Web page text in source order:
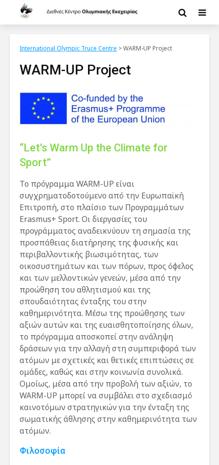
International Olympic Truce Centre >WARM-UP Project
WARM-UP Project
“Let’s Warm Up the Climate for
Sport”
Το πρόγραμμα WARM-UP είναι
συγχρηματοδοτούμενο από την Ευρωπαϊκή
Επιτροπή, στο πλαίσιο των Προγραμμάτων
Erasmus+ Sport. Οι διεργασίες του
προγράμματος αναδεικνύουν τη σημασία της
προσπάθειας διατήρησης της φυσικής και
περιβαλλοντικής βιωσιμότητας, των
οικοσυστημάτων και των πόρων, προς όφελος
και των μελλοντικών γενεών, μέσα από την
προώθηση του αθλητισμού και της
σπουδαιότητας ένταξης του στην
καθημερινότητα. Μέσω της προώθησης των
αξιών αυτών και της ευαισθητοποίησης όλων,
το πρόγραμμα αποσκοπεί στην ανάληψη
δράσεων για την αλλαγή στη συμπεριφορά των
ατόμων με σχετικές και θετικές επιπτώσεις σε
ομάδες, καθώς και στην κοινωνία συνολικά.
Ομοίως, μέσα από την προβολή των αξιών, το
WARM-UP μπορεί να συμβάλει στο σχεδιασμό
καινοτόμων στρατηγικών για την ένταξη της
σωματικής άθλησης στην καθημερινότητα των
ατόμων.
Φιλοσοφία